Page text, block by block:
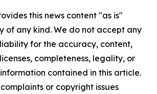
this news content "as is"
of any kind. We do not accept any
for the accuracy, content,
completeness, legality, or
contained in this article.
or copyright issues